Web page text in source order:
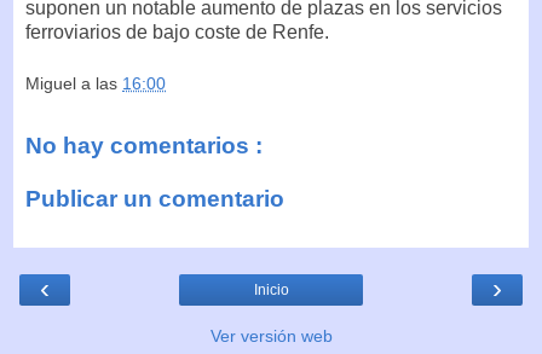
suponen un notable aumento de plazas en los servicios
ferroviarios de bajo coste de Renfe.
Miguel a las 16:00
No hay comentarios :
Publicar un comentario
‹ ›
Inicio
Ver versión web